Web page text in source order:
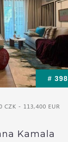
# 398
CZK - 113,400 EUR
Kamala